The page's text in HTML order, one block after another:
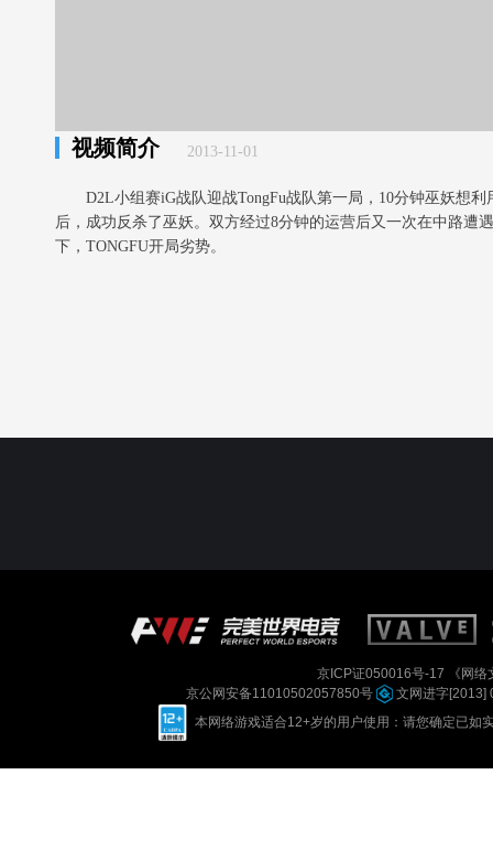
视频简介 2013-11-01
D2L小组赛iG战队迎战TongFu战队第一局，10分钟巫妖想
后，成功反杀了巫妖。双方经过8分钟的运营后又一次在中路遭
下，TONGFU开局劣势。
京ICP证050016号-17
《网
京公网安备11010502057850号
文网进字[2013]
本网络游戏适合12+岁的用户使用：请您确定已如